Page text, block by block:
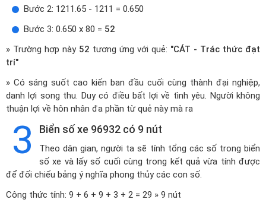
Bước 2: 1211.65 - 1211 = 0.650
Bước 3: 0.650 x 80 = 52
» Trường hợp này 52 tương ứng với quẻ: "CÁT - Trác thức đạt
trí"
» Có sáng suốt cao kiến ban đầu cuối cùng thành đại nghiệp,
danh lợi song thu. Duy có điều bất lợi về tình yêu. Người không
thuận lợi về hôn nhân đa phần từ quẻ này mà ra
3 Biển số xe 96932 có 9 nút
Theo dân gian, người ta sẽ tính tổng các số trong biển
số xe và lấy số cuối cùng trong kết quả vừa tính được
để đối chiếu bảng ý nghĩa phong thủy các con số.
Công thức tính: 9 + 6 + 9 + 3 + 2 = 29 » 9 nút